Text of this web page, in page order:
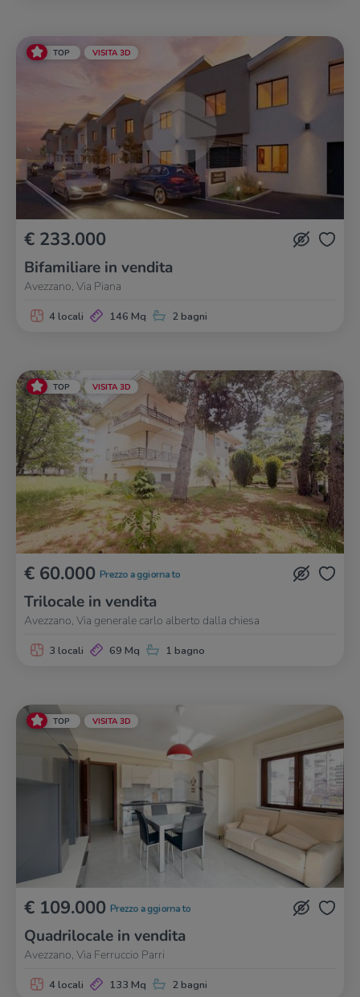
TOP VISITA 3D
€ 233.000
Bifamiliare in vendita
Avezzano, Via Piana
4 locali 146 Mq 2 bagni
TOP VISITA 3D
€ 60.000 Prezzo aggiornato
Trilocale in vendita
Avezzano, Via generale carlo alberto dalla chiesa
3 locali 69 Mq 1 bagno
TOP VISITA 3D
€ 109.000 Prezzo aggiornato
Quadrilocale in vendita
Avezzano, Via Ferruccio Parri
4 locali 133 Mq 2 bagni